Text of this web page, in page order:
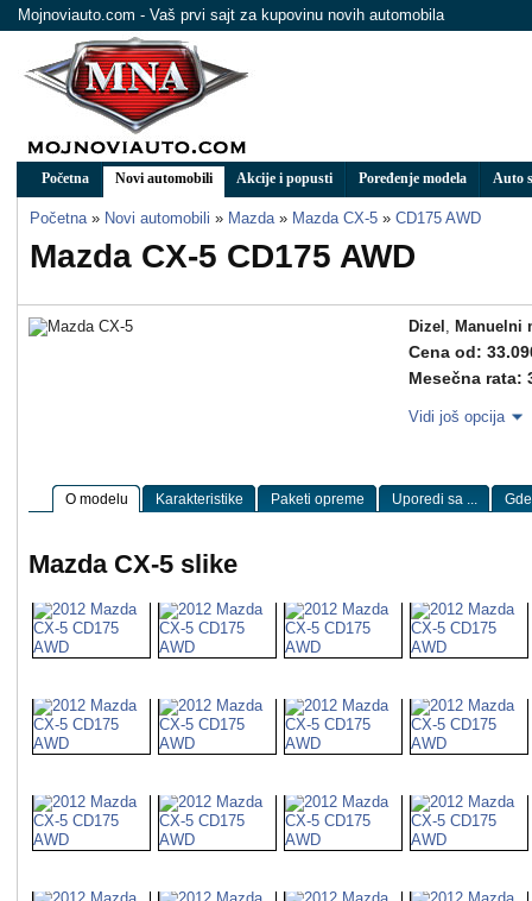
Mojnoviauto.com - Vaš prvi sajt za kupovinu novih automobila
Početna Novi automobili Akcije i popusti Poređenje modela Auto
Početna » Novi automobili » Mazda » Mazda CX-5 » CD175 AWD
Mazda CX-5 CD175 AWD
Dizel , Manuelni
Cena od:
Mesečna rata:
Vidi još opcija
O modelu Karakteristike Paketi opreme Uporedi sa ...
Mazda CX-5 slike